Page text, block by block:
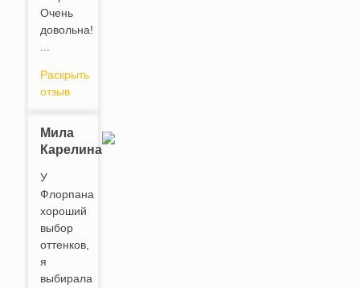
Очень
довольна!
Раскрыть
отзыв
Мила
Карелина
У
Флорпана
хороший
выбор
оттенков,
я
выбирала